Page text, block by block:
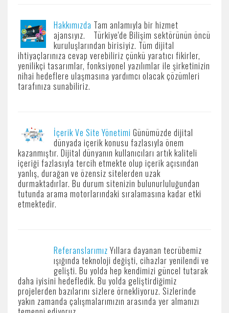
Hakkımızda Tam anlamıyla bir hizmet
ajansıyız. Türkiye'de Bilişim sektörünün öncü
kuruluşlarından birisiyiz. Tüm dijital
ihtiyaçlarınıza cevap verebiliriz çünkü yaratıcı fikirler,
yenilikçi tasarımlar, fonksiyonel yazılımlar ile şirketinizin
nihai hedeflere ulaşmasına yardımcı olacak çözümleri
tarafınıza sunabiliriz.
İçerik Ve Site Yönetimi Günümüzde dijital
dünyada içerik konusu fazlasıyla önem
kazanmıştır. Dijital dünyanın kullanıcıları artık kaliteli
içeriği fazlasıyla tercih etmekte olup içerik açısından
yanlış, durağan ve özensiz sitelerden uzak
durmaktadırlar. Bu durum sitenizin bulunurluluğundan
tutunda arama motorlarındaki sıralamasına kadar etki
etmektedir.
Referanslarımız Yıllara dayanan tecrübemiz
ışığında teknoloji değişti, cihazlar yenilendi ve
gelişti. Bu yolda hep kendimizi güncel tutarak
daha iyisini hedefledik. Bu yolda geliştirdiğimiz
projelerden bazılarını sizlere örnekliyoruz. Sizlerinde
yakın zamanda çalışmalarımızın arasında yer almanızı